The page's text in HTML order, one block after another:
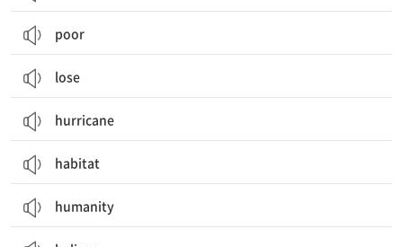
poor
lose
hurricane
habitat
humanity